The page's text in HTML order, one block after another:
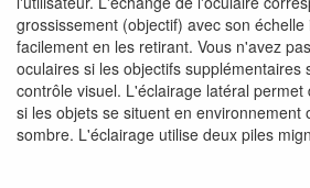
grossissement (objectif) avec son
facilement en les retirant. Vous n'avez
oculaires si les objectifs supplémentaires
contrôle visuel. L'éclairage latéral
si les objets se situent en environnement
sombre. L'éclairage utilise deux piles